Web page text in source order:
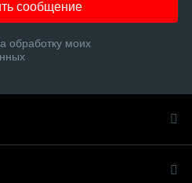
сообщение
обработку моих